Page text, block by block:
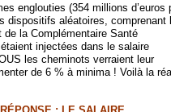
englouties (354 millions d’euros
dispositifs aléatoires, comprenant
de la Complémentaire Santé
injectées dans le salaire
les cheminots verraient leur
de 6 % à minima ! Voilà la